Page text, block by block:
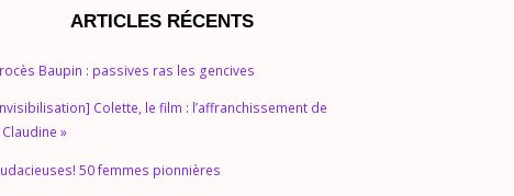
ARTICLES RÉCENTS
Baupin : passives ras les gencives
Colette, le film : l’affranchissement de
Claudine »
50 femmes pionnières